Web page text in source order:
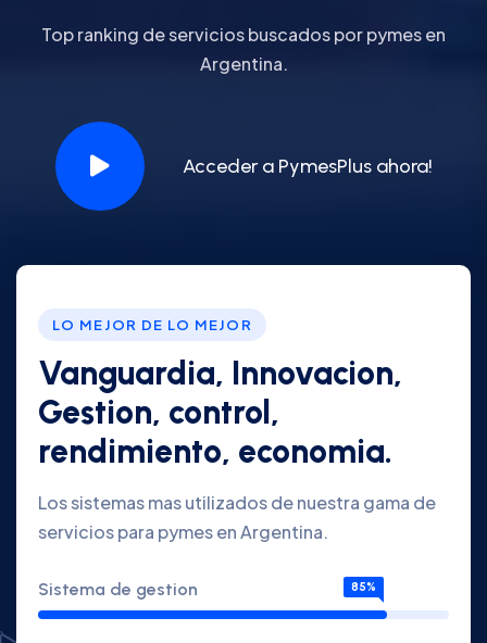
Top ranking de servicios buscados por pymes en
Argentina.
Acceder a PymesPlus ahora!
LO MEJOR DE LO MEJOR
Vanguardia, Innovacion,
Gestion, control,
rendimiento, economia.
Los sistemas mas utilizados de nuestra gama de
servicios para pymes en Argentina.
Sistema de gestion 85%